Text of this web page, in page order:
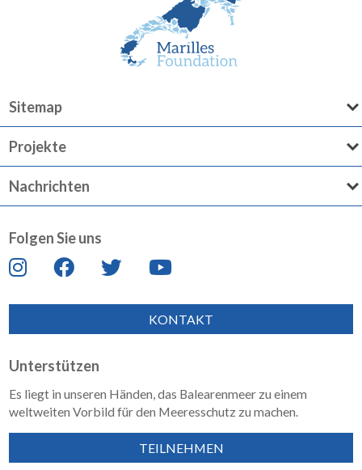
Sitemap
Projekte
Nachrichten
Folgen Sie uns
KONTAKT
Unterstützen
Es liegt in unseren Händen, das Balearenmeer zu einem
weltweiten Vorbild für den Meeresschutz zu machen.
TEILNEHMEN